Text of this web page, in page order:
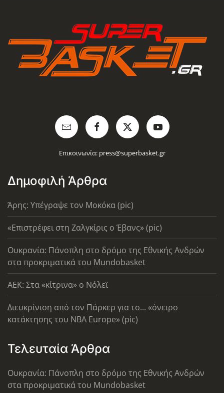
Επικοινωνία: press@superbasket.gr
Δημοφιλή Άρθρα
Άρης: Υπέγραψε τον Μοκόκα (pic)
«Επιστρέφει στη Ζαλγκίρις ο Έβανς» (pic)
Ουκρανία: Πάνοπλη στο δρόμο της Εθνικής Ανδρών
στα προκριματικά του Mundobasket
AEK: Στα «κίτρινα» ο Νόλεϊ
Διευκρίνιση από τον Πάρκερ για το... «όνειρο
κατάκτησης του ΝΒΑ Europe» (pic)
Τελευταία Άρθρα
Ουκρανία: Πάνοπλη στο δρόμο της Εθνικής Ανδρών
στα προκριματικά του Mundobasket